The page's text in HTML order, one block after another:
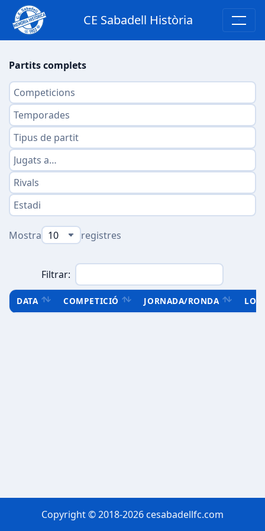
CE Sabadell Història
Partits complets
Mostra registres
Filtrar:
DATA COMPETICIÓ JORNADA/RONDA
Copyright © 2018-2026 cesabadellfc.com